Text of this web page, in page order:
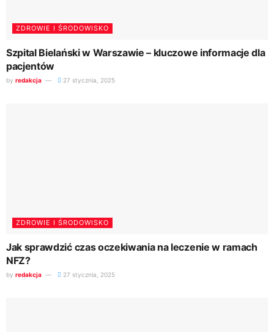
ZDROWIE I ŚRODOWISKO
Szpital Bielański w Warszawie – kluczowe informacje dla
pacjentów
by redakcja 27 stycznia, 2025
ZDROWIE I ŚRODOWISKO
Jak sprawdzić czas oczekiwania na leczenie w ramach
NFZ?
by redakcja 27 stycznia, 2025